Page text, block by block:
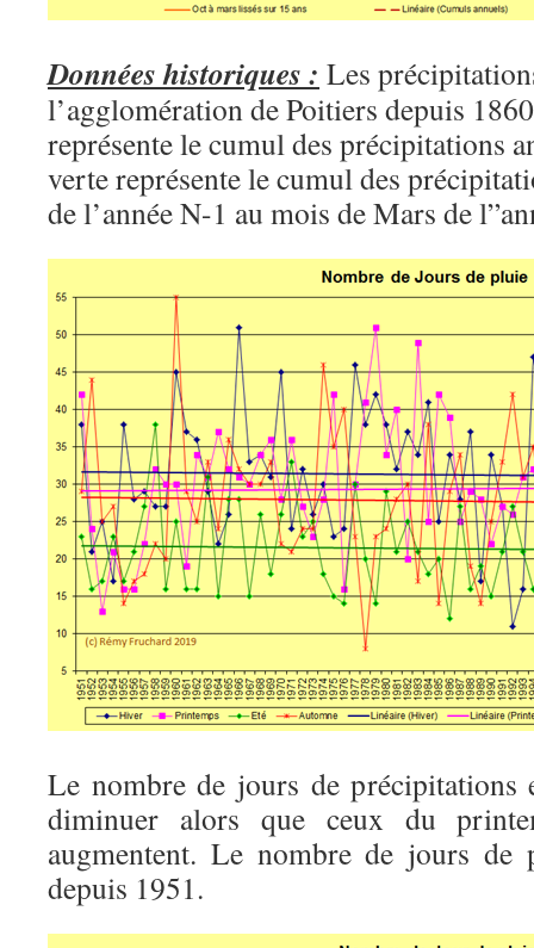
Données historiques : Les
l’agglomération de Poitiers depuis
représente le cumul des précipitations
verte représente le cumul des
de l’année N-1 au mois de Mars de
Le nombre de jours de précipitations
diminuer alors que ceux du
augmentent. Le nombre de jours de
depuis 1951.